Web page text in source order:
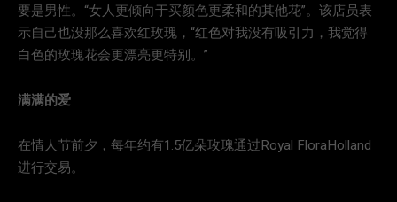
要是男性。“女人更倾向于买颜色更柔和的其他花”。该店员表
示自己也没那么喜欢红玫瑰，“红色对我没有吸引力，我觉得
白色的玫瑰花会更漂亮更特别。”
满满的爱
在情人节前夕，每年约有1.5亿朵玫瑰通过Royal FloraHolland
进行交易。